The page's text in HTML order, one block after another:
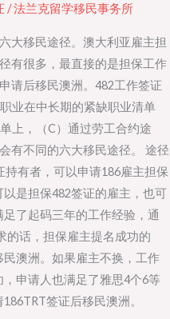
/法兰克留学移民事务所
大移民途径。澳大利亚雇主担
有很多，最直接的是担保工作
请后移民澳洲。482工作签证
业在中长期的紧缺职业清单
上，（C）通过劳工合约途
有不同的六大移民途径。 途径
持有者，可以申请186雇主担保
是担保482签证的雇主，也可
了起码三年的工作经验，通
的话，担保雇主提名成功的
澳洲。如果雇主不换，工作
申请人也满足了雅思4个6等
签证后移民澳洲。